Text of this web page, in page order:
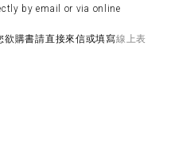
by email or via online
欲購書請直接來信或填寫線上表